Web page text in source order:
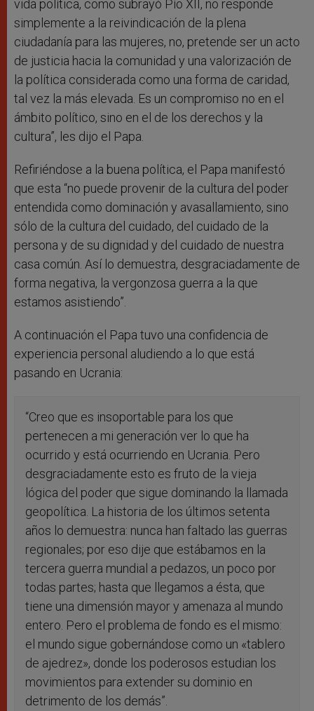
vida política, como subrayó Pío XII, no responde
simplemente a la reivindicación de la plena
ciudadanía para las mujeres, no, pretende ser un acto
de justicia hacia la comunidad y una valorización de
la política considerada como una forma de caridad,
tal vez la más elevada. Es un compromiso no en el
ámbito político, sino en el de los derechos y la
cultura”, les dijo el Papa.
Refiriéndose a la buena política, el Papa manifestó
que esta “no puede provenir de la cultura del poder
entendida como dominación y avasallamiento, sino
sólo de la cultura del cuidado, del cuidado de la
persona y de su dignidad y del cuidado de nuestra
casa común. Así lo demuestra, desgraciadamente de
forma negativa, la vergonzosa guerra a la que
estamos asistiendo”.
A continuación el Papa tuvo una confidencia de
experiencia personal aludiendo a lo que está
pasando en Ucrania:
“Creo que es insoportable para los que
pertenecen a mi generación ver lo que ha
ocurrido y está ocurriendo en Ucrania. Pero
desgraciadamente esto es fruto de la vieja
lógica del poder que sigue dominando la llamada
geopolítica. La historia de los últimos setenta
años lo demuestra: nunca han faltado las guerras
regionales; por eso dije que estábamos en la
tercera guerra mundial a pedazos, un poco por
todas partes; hasta que llegamos a ésta, que
tiene una dimensión mayor y amenaza al mundo
entero. Pero el problema de fondo es el mismo:
el mundo sigue gobernándose como un «tablero
de ajedrez», donde los poderosos estudian los
movimientos para extender su dominio en
detrimento de los demás”.